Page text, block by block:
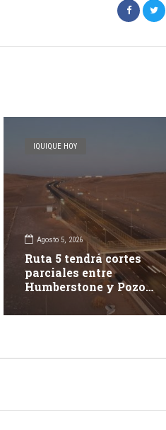
IQUIQUE HOY
Agosto 5, 2026
Ruta 5 tendrá cortes
parciales entre
Humberstone y Pozo
Almonte durante este
jueves